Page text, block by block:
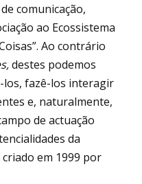
comunicação,
ao Ecossistema
Ao contrário
destes podemos
fazê-los interagir
e, naturalmente,
de actuação
da
em 1999 por